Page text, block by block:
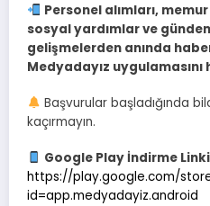
Personel alımları,
sosyal yardımlar ve
gelişmelerden anında
Medyadayız uygulamasını
Başvurular başladığında
kaçırmayın.
Google Play İndirme
https://play.google.com/
id=app.medyadayiz.android